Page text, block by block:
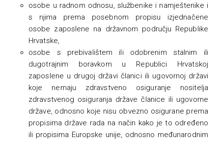
osobe u radnom odnosu, službenike i namještenike i
s njima prema posebnom propisu izjednačene
osobe zaposlene na državnom području Republike
Hrvatske,
osobe s prebivalištem ili odobrenim stalnim ili
dugotrajnim boravkom u Republici Hrvatskoj
zaposlene u drugoj državi članici ili ugovornoj državi
koje nemaju zdravstveno osiguranje nositelja
zdravstvenog osiguranja države članice ili ugovorne
države, odnosno koje nisu obvezno osigurane prema
propisima države rada na način kako je to određeno
ili propisima Europske unije, odnosno međunarodnim